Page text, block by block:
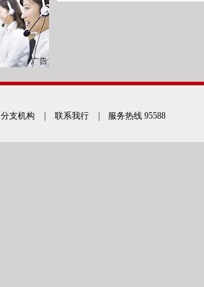
分支机构 联系我行 | 服务热线 95588